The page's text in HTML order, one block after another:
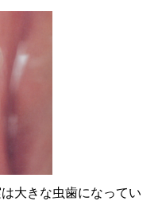
大きな虫歯になってい